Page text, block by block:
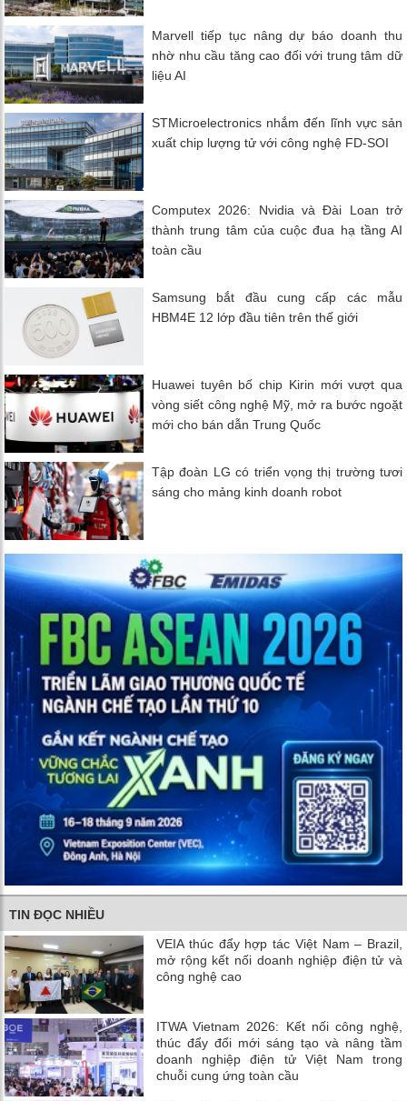
Marvell tiếp tục nâng dự báo doanh thu
nhờ nhu cầu tăng cao đối với trung tâm dữ
liệu AI
STMicroelectronics nhắm đến lĩnh vực sản
xuất chip lượng tử với công nghệ FD-SOI
Computex 2026: Nvidia và Đài Loan trở
thành trung tâm của cuộc đua hạ tầng AI
toàn cầu
Samsung bắt đầu cung cấp các mẫu
HBM4E 12 lớp đầu tiên trên thế giới
Huawei tuyên bố chip Kirin mới vượt qua
vòng siết công nghệ Mỹ, mở ra bước ngoặt
mới cho bán dẫn Trung Quốc
Tập đoàn LG có triển vọng thị trường tươi
sáng cho mảng kinh doanh robot
TIN ĐỌC NHIỀU
VEIA thúc đẩy hợp tác Việt Nam – Brazil,
mở rộng kết nối doanh nghiệp điện tử và
công nghệ cao
ITWA Vietnam 2026: Kết nối công nghệ,
thúc đẩy đổi mới sáng tạo và nâng tầm
doanh nghiệp điện tử Việt Nam trong
chuỗi cung ứng toàn cầu